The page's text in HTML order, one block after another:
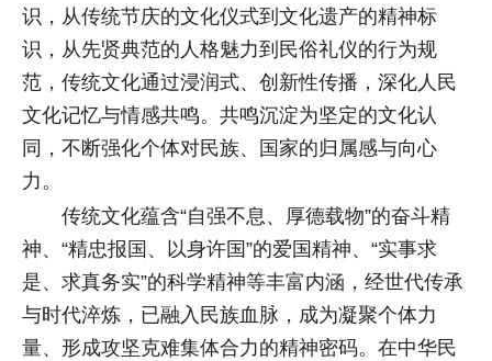
识，从传统节庆的文化仪式到文化遗产的精神标
识，从先贤典范的人格魅力到民俗礼仪的行为规
范，传统文化通过浸润式、创新性传播，深化人民
文化记忆与情感共鸣。共鸣沉淀为坚定的文化认
同，不断强化个体对民族、国家的归属感与向心
力。
传统文化蕴含“自强不息、厚德载物”的奋斗精
神、“精忠报国、以身许国”的爱国精神、“实事求
是、求真务实”的科学精神等丰富内涵，经世代传承
与时代淬炼，已融入民族血脉，成为凝聚个体力
量、形成攻坚克难集体合力的精神密码。在中华民